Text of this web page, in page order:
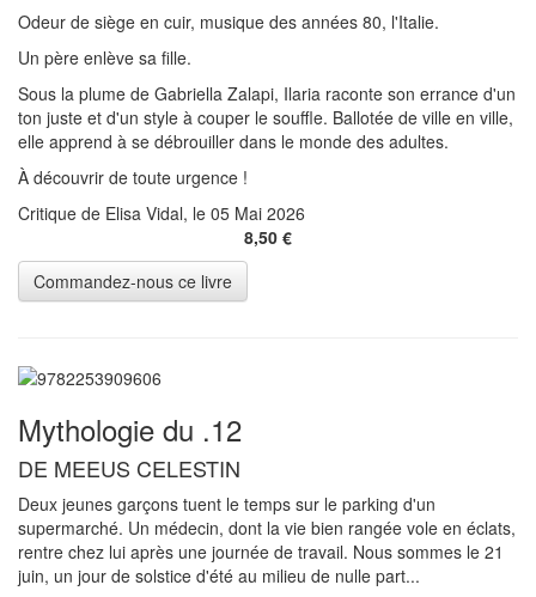
Odeur de siège en cuir, musique des années 80, l'Italie.
Un père enlève sa fille.
Sous la plume de Gabriella Zalapi, Ilaria raconte son errance d'un
ton juste et d'un style à couper le souffle. Ballotée de ville en ville,
elle apprend à se débrouiller dans le monde des adultes.
À découvrir de toute urgence !
Critique de Elisa Vidal, le 05 Mai 2026
8,50 €
Mythologie du .12
DE MEEUS CELESTIN
Deux jeunes garçons tuent le temps sur le parking d'un
supermarché. Un médecin, dont la vie bien rangée vole en éclats,
rentre chez lui après une journée de travail. Nous sommes le 21
juin, un jour de solstice d'été au milieu de nulle part...